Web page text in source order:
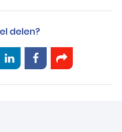
delen?
LinkedInFacebook